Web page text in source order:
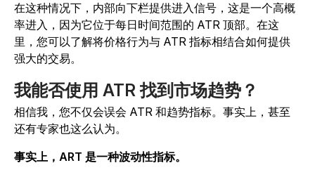
在这种情况下，内部向下栏提供进入信号，这是一个高概
率进入，因为它位于每日时间范围的 ATR 顶部。在这
里，您可以了解将价格行为与 ATR 指标相结合如何提供
强大的交易。
我能否使用 ATR 找到市场趋势？
相信我，您不仅会误会 ATR 和趋势指标。事实上，甚至
还有专家也这么认为。
事实上，ART 是一种波动性指标。